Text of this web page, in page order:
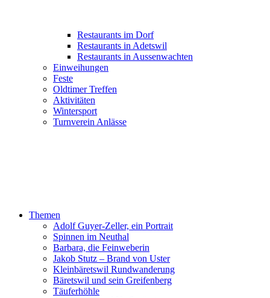
Restaurants im Dorf
Restaurants in Adetswil
Restaurants in Aussenwachten
Einweihungen
Feste
Oldtimer Treffen
Aktivitäten
Wintersport
Turnverein Anlässe
Themen
Adolf Guyer-Zeller, ein Portrait
Spinnen im Neuthal
Barbara, die Feinweberin
Jakob Stutz – Brand von Uster
Kleinbäretswil Rundwanderung
Bäretswil und sein Greifenberg
Täuferhöhle